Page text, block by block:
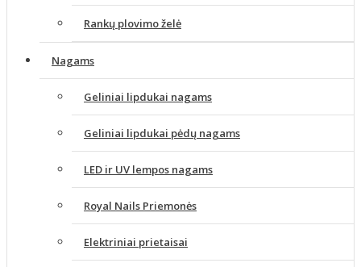
Rankų plovimo želė
Nagams
Geliniai lipdukai nagams
Geliniai lipdukai pėdų nagams
LED ir UV lempos nagams
Royal Nails Priemonės
Elektriniai prietaisai